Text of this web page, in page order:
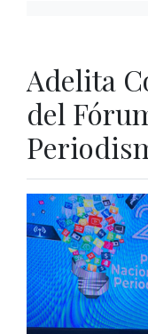
Adelita
del